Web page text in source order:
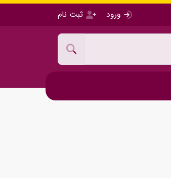
ورود ثبت نام